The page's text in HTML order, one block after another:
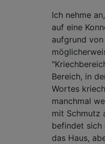
Ich nehme
auf eine
aufgrund
Bereich, in
Wortes
manchmal
mit Schmutz
befindet sich
das Haus,